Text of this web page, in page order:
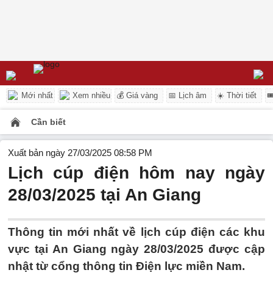
Mới nhất Xem nhiều 💰 Giá vàng 📅 Lịch âm ☀️ Thời tiết
Cần biết
Xuất bản ngày 27/03/2025 08:58 PM
Lịch cúp điện hôm nay ngày
28/03/2025 tại An Giang
Thông tin mới nhất về lịch cúp điện các khu
vực tại An Giang ngày 28/03/2025 được cập
nhật từ cổng thông tin Điện lực miền Nam.